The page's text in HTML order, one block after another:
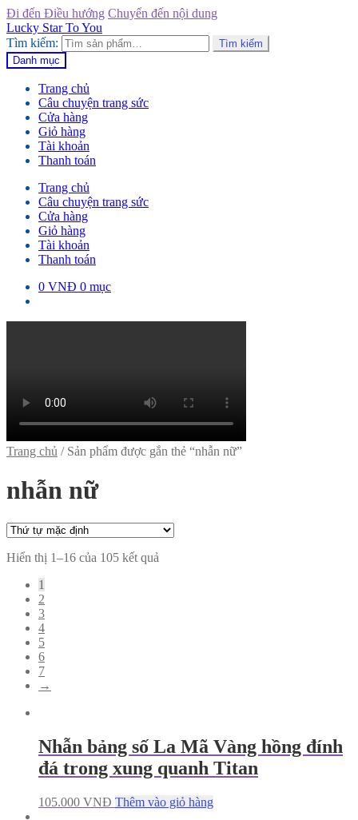
Đi đến Điều hướng Chuyển đến nội dung
Lucky Star To You
Tìm kiếm:
Tìm kiếm
Danh mục
Trang chủ
Câu chuyện trang sức
Cửa hàng
Giỏ hàng
Tài khoản
Thanh toán
Trang chủ
Câu chuyện trang sức
Cửa hàng
Giỏ hàng
Tài khoản
Thanh toán
0 VNĐ 0 mục
Trang chủ / Sản phẩm được gắn thẻ “nhẫn nữ”
nhẫn nữ
Hiển thị 1–16 của 105 kết quả
1
2
3
4
5
6
7
→
Nhẫn bảng số La Mã Vàng hồng đính
đá trong xung quanh Titan
105.000 VNĐ Thêm vào giỏ hàng